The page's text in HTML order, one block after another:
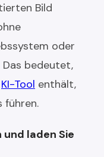
Bild
oder
Das bedeutet,
KI-Tool enthält,
führen.
laden Sie